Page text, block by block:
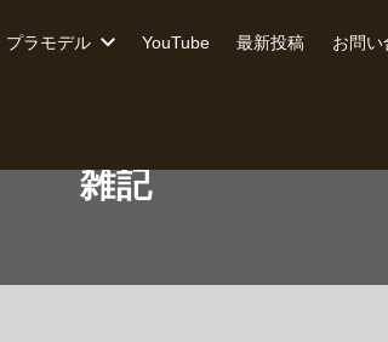
プラモデル YouTube 最新投稿 お問い
雑記